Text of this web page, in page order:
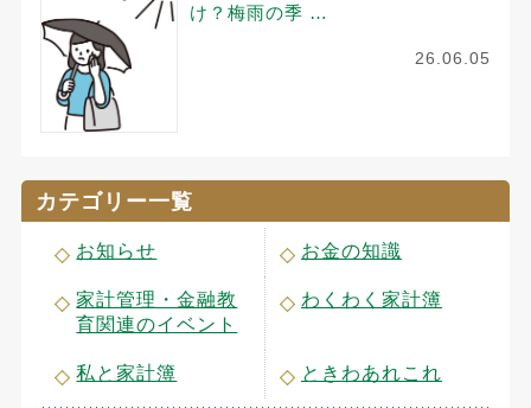
け？梅雨の季 …
26.06.05
カテゴリー一覧
お知らせ お金の知識
家計管理・金融教
育関連のイベント
わくわく家計簿
私と家計簿 ときわあれこれ